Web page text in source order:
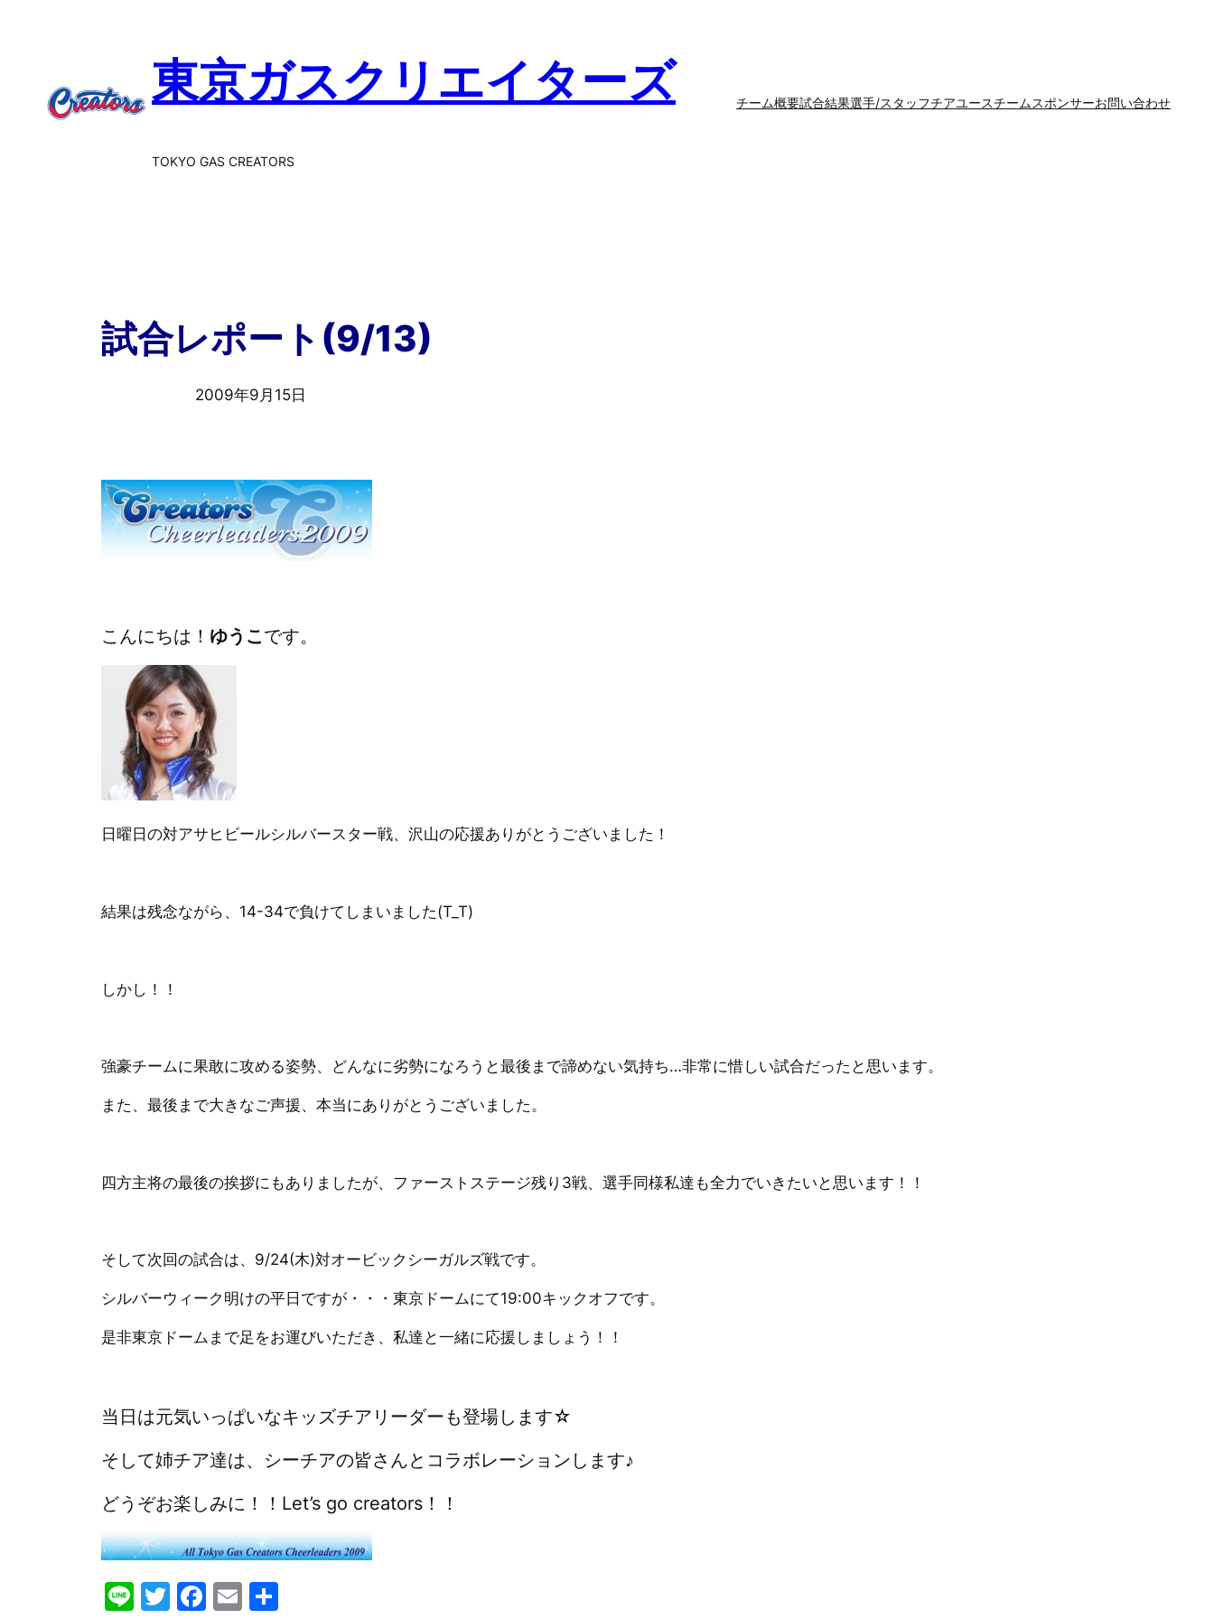
東京ガスクリエイターズ
TOKYO GAS CREATORS
チーム概要試合結果選手/スタッフチアユースチームスポンサーお問い合わせ
試合レポート(9/13)
2009年9月15日
こんにちは！ ゆうこです。
日曜日の対アサヒビールシルバースター戦、沢山の応援ありがとうございました！
結果は残念ながら、14-34で負けてしまいました(T_T)
しかし！！
強豪チームに果敢に攻める姿勢、どんなに劣勢になろうと最後まで諦めない気持ち…非常に惜しい試合だったと思います。
また、最後まで大きなご声援、本当にありがとうございました。
四方主将の最後の挨拶にもありましたが、ファーストステージ残り3戦、選手同様私達も全力でいきたいと思います！！
そして次回の試合は、9/24(木)対オービックシーガルズ戦です。
シルバーウィーク明けの平日ですが・・・東京ドームにて19:00キックオフです。
是非東京ドームまで足をお運びいただき、私達と一緒に応援しましょう！！
当日は元気いっぱいなキッズチアリーダーも登場します☆
そして姉チア達は、シーチアの皆さんとコラボレーションします♪
どうぞお楽しみに！！ Let’s go creators！！
LineTwitter
Facebook
Email